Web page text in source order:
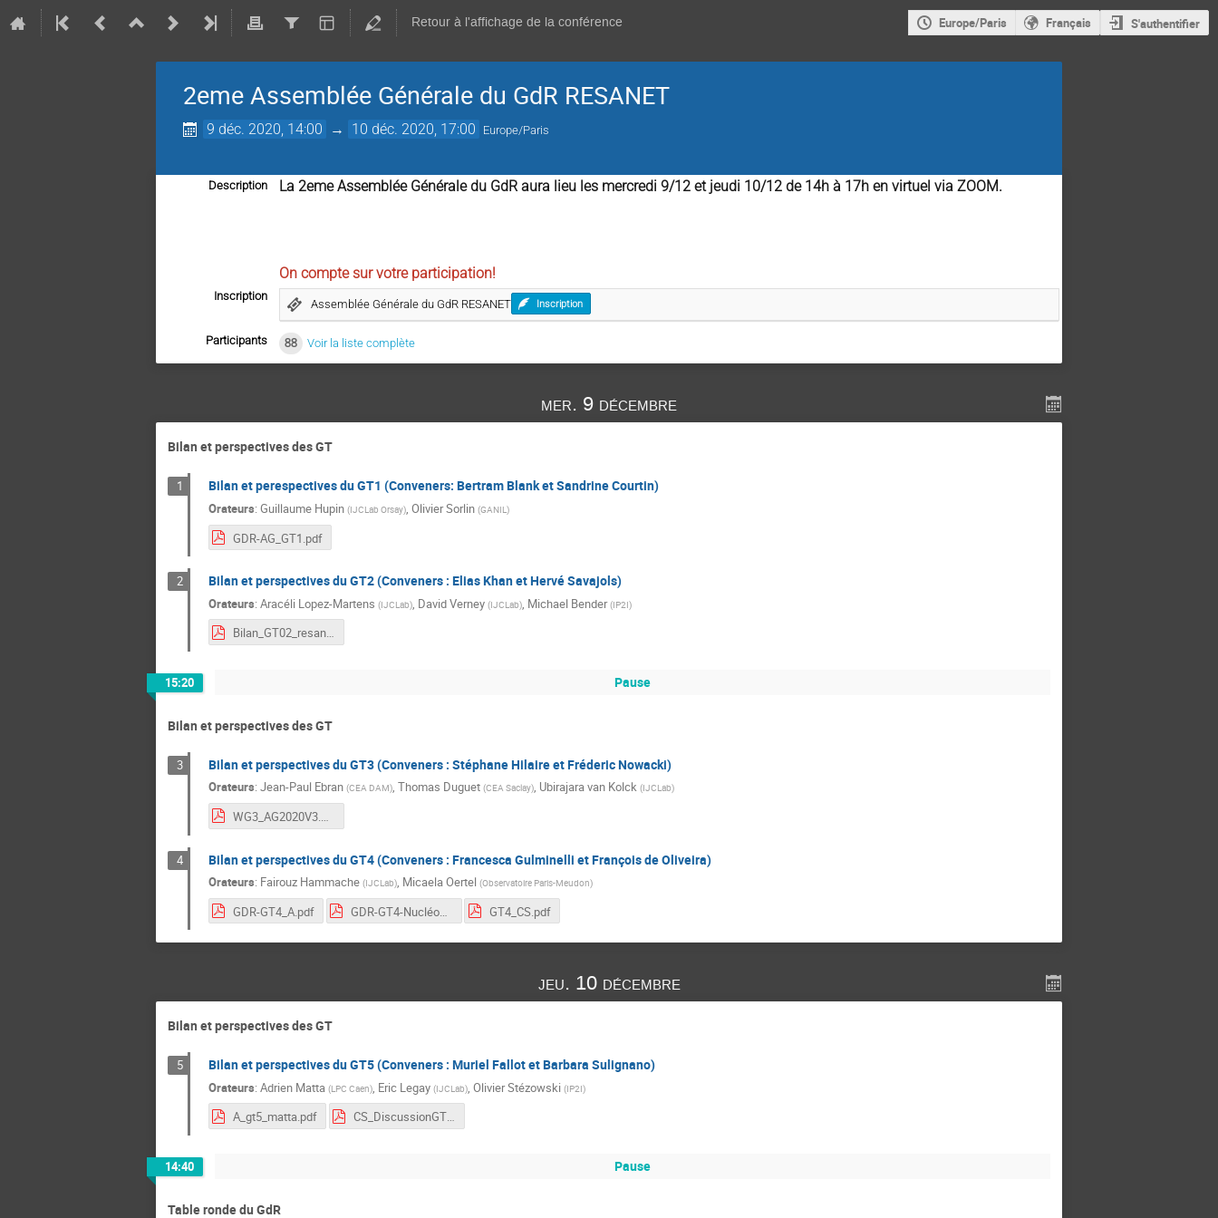
Retour à l'affichage de la conférence Europe/Paris Français S'authentifier
2eme Assemblée Générale du GdR RESANET
9 déc. 2020, 14:00 → 10 déc. 2020, 17:00 Europe/Paris
Description La 2eme Assemblée Générale du GdR aura lieu les mercredi 9/12 et jeudi 10/12 de 14h à 17h en virtuel via ZOOM.
On compte sur votre participation!
Inscription
Assemblée Générale du GdR RESANET Inscription
Participants 88 Voir la liste complète
mer. 9 décembre
Bilan et perspectives des GT
1 Bilan et perespectives du GT1 (Conveners: Bertram Blank et Sandrine Courtin)
Orateurs: Guillaume Hupin (IJCLab Orsay), Olivier Sorlin (GANIL )
GDR-AG_GT1.pdf
2 Bilan et perspectives du GT2 (Conveners : Elias Khan et Hervé Savajols)
Orateurs: Aracéli Lopez-Martens (IJCLab), David Verney (IJCLab), Michael Bender (IP2I)
Bilan_GT02_resanet_AG2019.pdf
15:20 Pause
Bilan et perspectives des GT
3 Bilan et perspectives du GT3 (Conveners : Stéphane Hilaire et Fréderic Nowacki)
Orateurs: Jean-Paul Ebran (CEA DAM), Thomas Duguet (CEA Saclay), Ubirajara van Kolck (IJCLab)
WG3_AG2020V3.pdf
4 Bilan et perspectives du GT4 (Conveners : Francesca Gulminelli et François de Oliveira)
Orateurs: Fairouz Hammache (IJCLab), Micaela Oertel (Observatoire Paris-Meudon)
GDR-GT4_A.pdf GDR-GT4-Nucléosynthèse.pdf GT4_CS.pdf
jeu. 10 décembre
Bilan et perspectives des GT
5 Bilan et perspectives du GT5 (Conveners : Muriel Fallot et Barbara Sulignano)
Orateurs: Adrien Matta (LPC Caen), Eric Legay (IJCLab), Olivier Stézowski (IP2I)
A_gt5_matta.pdf CS_DiscussionGT5-Barbara-Muriel.pdf
14:40 Pause
Table ronde du GdR